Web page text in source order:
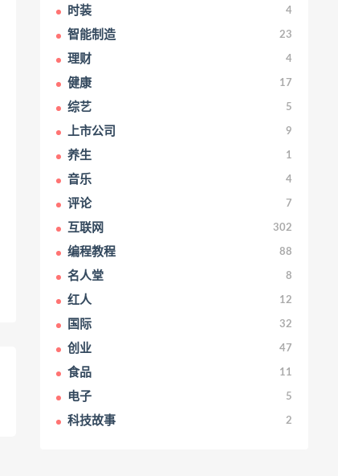
时装 4
智能制造 23
理财 4
健康 17
综艺 5
上市公司 9
养生 1
音乐 4
评论 7
互联网 302
编程教程 88
名人堂 8
红人 12
国际 32
创业 47
食品 11
电子 5
科技故事 2